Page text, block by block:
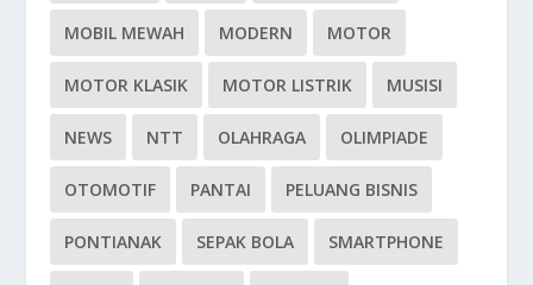
MOBIL MEWAH MODERN MOTOR
MOTOR KLASIK MOTOR LISTRIK MUSISI
NEWS NTT OLAHRAGA OLIMPIADE
OTOMOTIF PANTAI PELUANG BISNIS
PONTIANAK SEPAK BOLA SMARTPHONE